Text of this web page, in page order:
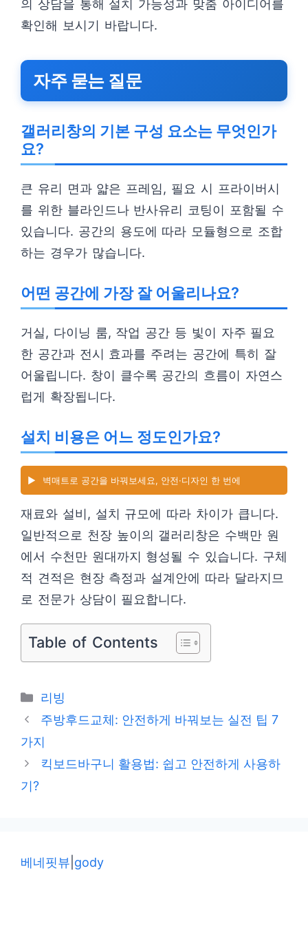
의 상담을 통해 설치 가능성과 맞춤 아이디어를
확인해 보시기 바랍니다.
자주 묻는 질문
갤러리창의 기본 구성 요소는 무엇인가
요?
큰 유리 면과 얇은 프레임, 필요 시 프라이버시
를 위한 블라인드나 반사유리 코팅이 포함될 수
있습니다. 공간의 용도에 따라 모듈형으로 조합
하는 경우가 많습니다.
어떤 공간에 가장 잘 어울리나요?
거실, 다이닝 룸, 작업 공간 등 빛이 자주 필요
한 공간과 전시 효과를 주려는 공간에 특히 잘
어울립니다. 창이 클수록 공간의 흐름이 자연스
럽게 확장됩니다.
설치 비용은 어느 정도인가요?
▶️ 벽매트로 공간을 바꿔보세요, 안전·디자인 한 번에
재료와 설비, 설치 규모에 따라 차이가 큽니다.
일반적으로 천장 높이의 갤러리창은 수백만 원
에서 수천만 원대까지 형성될 수 있습니다. 구체
적 견적은 현장 측정과 설계안에 따라 달라지므
로 전문가 상담이 필요합니다.
Table of Contents
카
테
리
리빙
주방후드교체: 안전하게 바꿔보는 실전 팁 7
가지
킥보드바구니 활용법: 쉽고 안전하게 사용하
기?
베네핏뷰 gody